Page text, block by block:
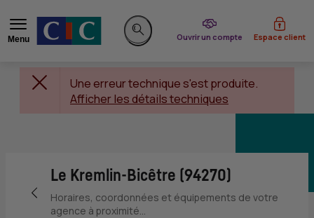
Menu
Rechercher sur le site
Ouvrir un compte
du CIC Espace client
Une erreur technique s'est produite.
Afficher les détails techniques
Retour vers la page précédente
Le Kremlin-Bicêtre (94270)
Horaires, coordonnées et équipements de votre
agence à proximité...